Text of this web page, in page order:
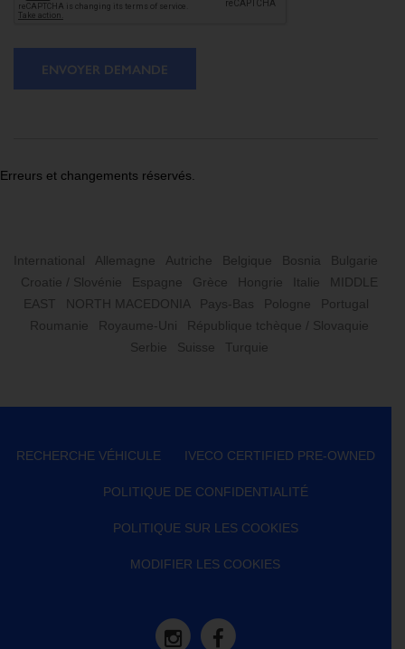
ENVOYER DEMANDE
Erreurs et changements réservés.
International Allemagne Autriche Belgique Bosnia
Bulgarie
Croatie / Slovénie
Espagne Grèce Hongrie Italie
MIDDLE
EAST
NORTH MACEDONIA Pays-Bas Pologne
Portugal
Roumanie
Royaume-Uni
République tchèque / Slovaquie
Serbie
Suisse Turquie
RECHERCHE VÉHICULE IVECO CERTIFIED PRE-OWNED
POLITIQUE DE CONFIDENTIALITÉ
POLITIQUE SUR LES COOKIES
MODIFIER LES COOKIES